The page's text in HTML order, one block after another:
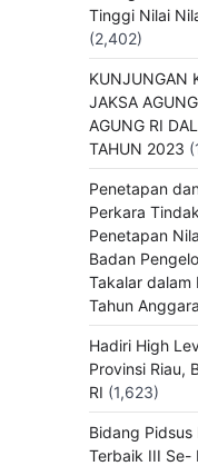
Tinggi Nilai
(2,402)
KUNJUNGAN
JAKSA
AGUNG RI
TAHUN 2023
Penetapan
Perkara
Penetapan
Badan
Takalar dalam
Tahun
Hadiri High
Provinsi Riau,
RI (1,623)
Bidang Pidsus
Terbaik III Se-